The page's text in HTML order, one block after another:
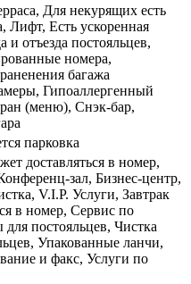
Для некурящих есть
Лифт, Есть ускоренная
и отъезда постояльцев,
номера,
багажа
Гипоаллергенный
(меню), Снэк-бар,
парковка
доставляться в номер,
зал, Бизнес-центр,
V.I.P. Услуги, Завтрак
в номер, Сервис по
постояльцев, Чистка
Упакованные ланчи,
и факс, Услуги по